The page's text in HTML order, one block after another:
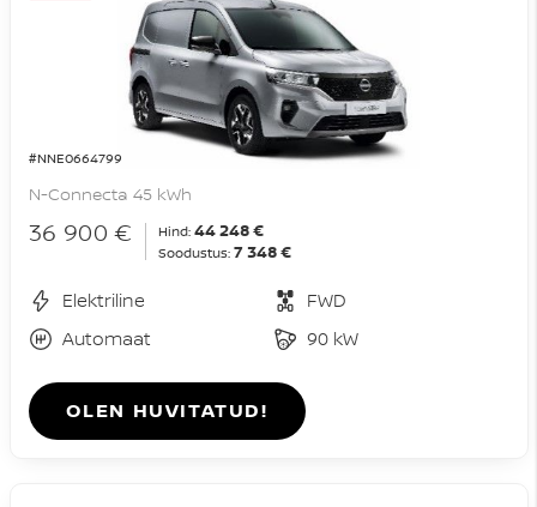
#NNE0664799
N-Connecta 45 kWh
36 900 € Hind: 44 248 €
Soodustus: 7 348 €
Elektriline
FWD
Automaat
90 kW
OLEN HUVITATUD!